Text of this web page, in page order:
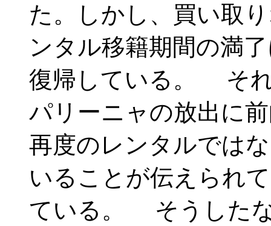
た。しかし、買い取
ンタル移籍期間の満
復帰している。 そ
パリーニャの放出に
再度のレンタルでは
いることが伝えられ
ている。 そうした